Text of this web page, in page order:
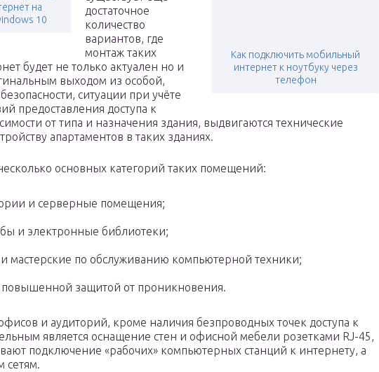
на
10
Как подключить мобильный
интернет к ноутбуку через
телефон
достаточное
количество
вариантов, где
монтаж таких
будет не только актуален но и
выходом из особой,
ситуации при учёте
предоставления доступа к
от типа и назначения здания, выдвигаются технические
апартаментов в таких зданиях.
основных категорий таких помещений:
и серверные помещения;
и электронные библиотеки;
мастерские по обслуживанию компьютерной техники;
повышенной защитой от проникновения.
и аудиторий, кроме наличия безпроводных точек доступа к
является оснащение стен и офисной мебели розетками RJ-45,
подключение «рабочих» компьютерных станций к интернету, а
сетям.